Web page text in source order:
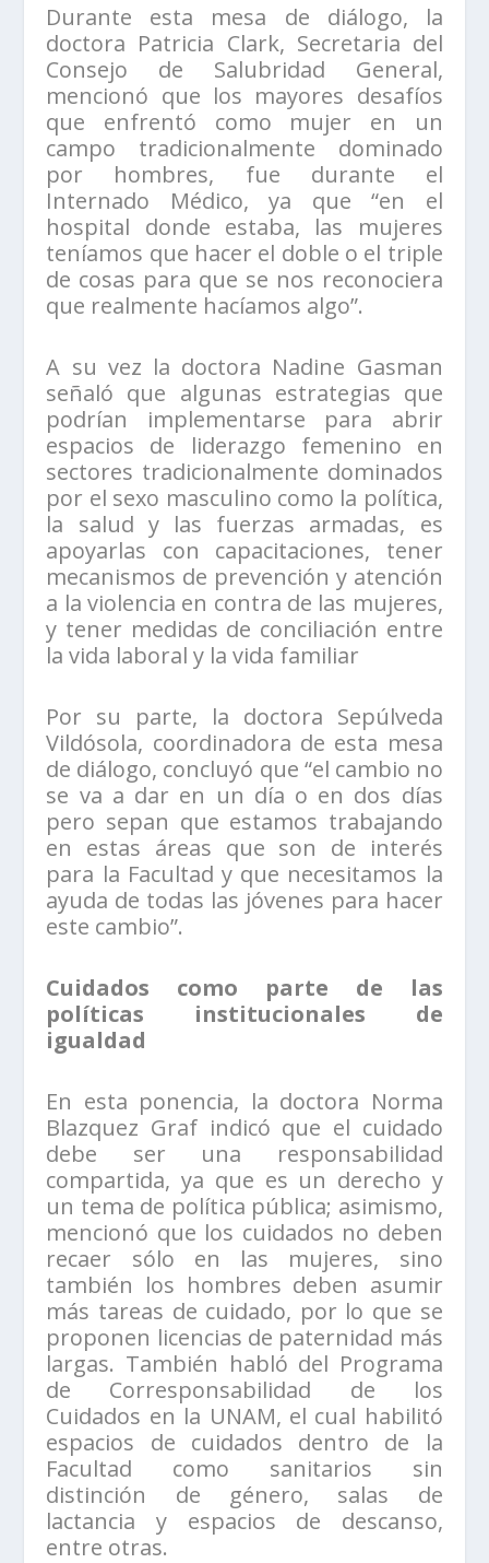
Durante esta mesa de diálogo, la
doctora Patricia Clark, Secretaria del
Consejo de Salubridad General,
mencionó que los mayores desafíos
que enfrentó como mujer en un
campo tradicionalmente dominado
por hombres, fue durante el
Internado Médico, ya que “en el
hospital donde estaba, las mujeres
teníamos que hacer el doble o el triple
de cosas para que se nos reconociera
que realmente hacíamos algo”.
A su vez la doctora Nadine Gasman
señaló que algunas estrategias que
podrían implementarse para abrir
espacios de liderazgo femenino en
sectores tradicionalmente dominados
por el sexo masculino como la política,
la salud y las fuerzas armadas, es
apoyarlas con capacitaciones, tener
mecanismos de prevención y atención
a la violencia en contra de las mujeres,
y tener medidas de conciliación entre
la vida laboral y la vida familiar
Por su parte, la doctora Sepúlveda
Vildósola, coordinadora de esta mesa
de diálogo, concluyó que “el cambio no
se va a dar en un día o en dos días
pero sepan que estamos trabajando
en estas áreas que son de interés
para la Facultad y que necesitamos la
ayuda de todas las jóvenes para hacer
este cambio”.
Cuidados como parte de las
políticas institucionales de
igualdad
En esta ponencia, la doctora Norma
Blazquez Graf indicó que el cuidado
debe ser una responsabilidad
compartida, ya que es un derecho y
un tema de política pública; asimismo,
mencionó que los cuidados no deben
recaer sólo en las mujeres, sino
también los hombres deben asumir
más tareas de cuidado, por lo que se
proponen licencias de paternidad más
largas. También habló del Programa
de Corresponsabilidad de los
Cuidados en la UNAM, el cual habilitó
espacios de cuidados dentro de la
Facultad como sanitarios sin
distinción de género, salas de
lactancia y espacios de descanso,
entre otras.